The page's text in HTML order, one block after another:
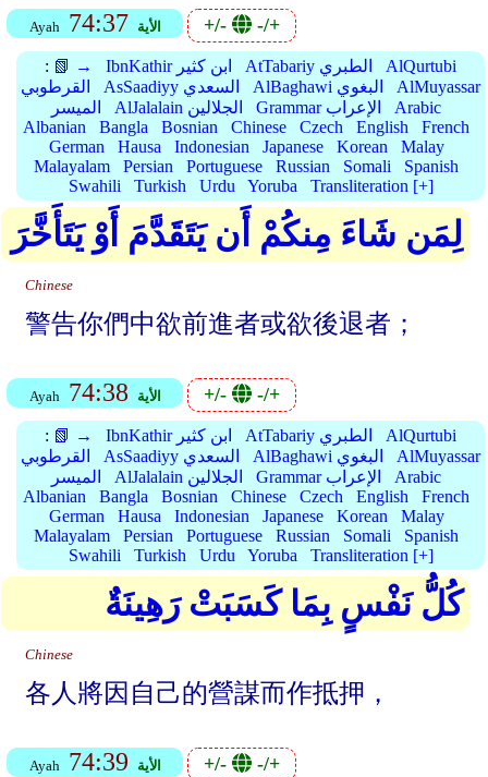
Ayah 74:37 الأية +/- -/+
: 📗 → IbnKathir ابن كثير AtTabariy الطبري
AlQurtubi
القرطوبي
AsSaadiyy السعدي AlBaghawi البغوي
AlMuyassar
الميسر
AlJalalain الجلالين Grammar الإعراب
Arabic
Albanian
Bangla Bosnian Chinese Czech English
French
German
Hausa Indonesian Japanese Korean
Malay
Malayalam
Persian Portuguese Russian Somali
Spanish
Swahili
Turkish Urdu Yoruba Transliteration [+]
لِمَن شَاءَ مِنكُمْ أَن يَتَقَدَّمَ أَوْ يَتَأَخَّرَ
Chinese
警告你們中欲前進者或欲後退者；
Ayah 74:38 الأية +/- -/+
: 📗 → IbnKathir ابن كثير AtTabariy الطبري
AlQurtubi
القرطوبي
AsSaadiyy السعدي AlBaghawi البغوي
AlMuyassar
الميسر
AlJalalain الجلالين Grammar الإعراب
Arabic
Albanian
Bangla Bosnian Chinese Czech English
French
German
Hausa Indonesian Japanese Korean
Malay
Malayalam
Persian Portuguese Russian Somali
Spanish
Swahili
Turkish Urdu Yoruba Transliteration [+]
كُلُّ نَفْسٍ بِمَا كَسَبَتْ رَهِينَةٌ
Chinese
各人將因自己的營謀而作抵押，
Ayah 74:39 الأية +/- -/+